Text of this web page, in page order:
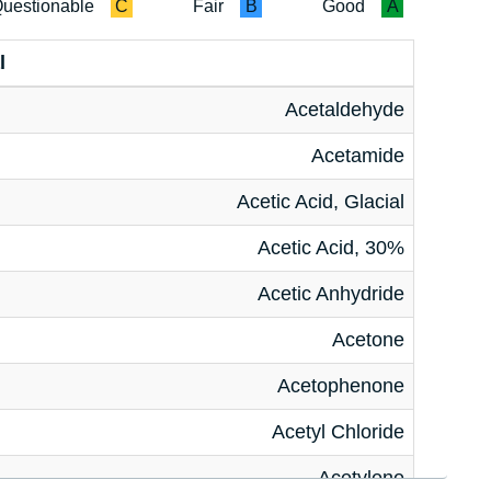
A
Good
B
Fair
C
Acetaldehyde
Acetamide
Acetic Acid, Glacial
Acetic Acid, 30%
Acetic Anhydride
Acetone
Acetophenone
Acetyl Chloride
Acetylene